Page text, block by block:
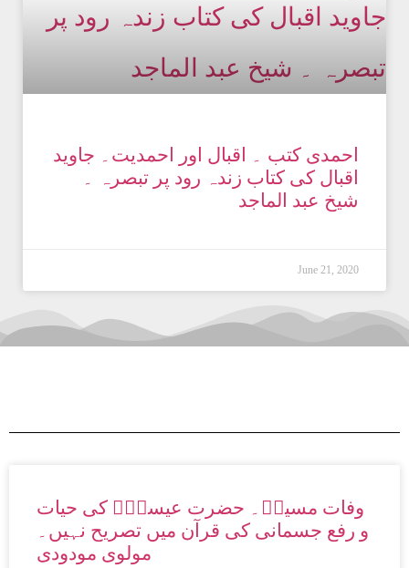
احمدی کتب ۔ اقبال اور احمدیت۔ جاوید
اقبال کی کتاب زندہ رود پر تبصرہ ۔
شیخ عبد الماجد
June 21, 2020
وفات مسیحؑ۔ حضرت عیسیٰؑ کی حیات
و رفع جسمانی کی قرآن میں تصریح نہیں۔
مولوی مودودی